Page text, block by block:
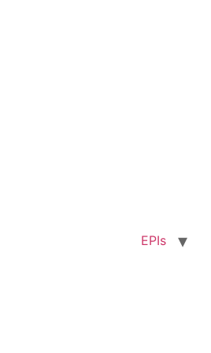
EPIs